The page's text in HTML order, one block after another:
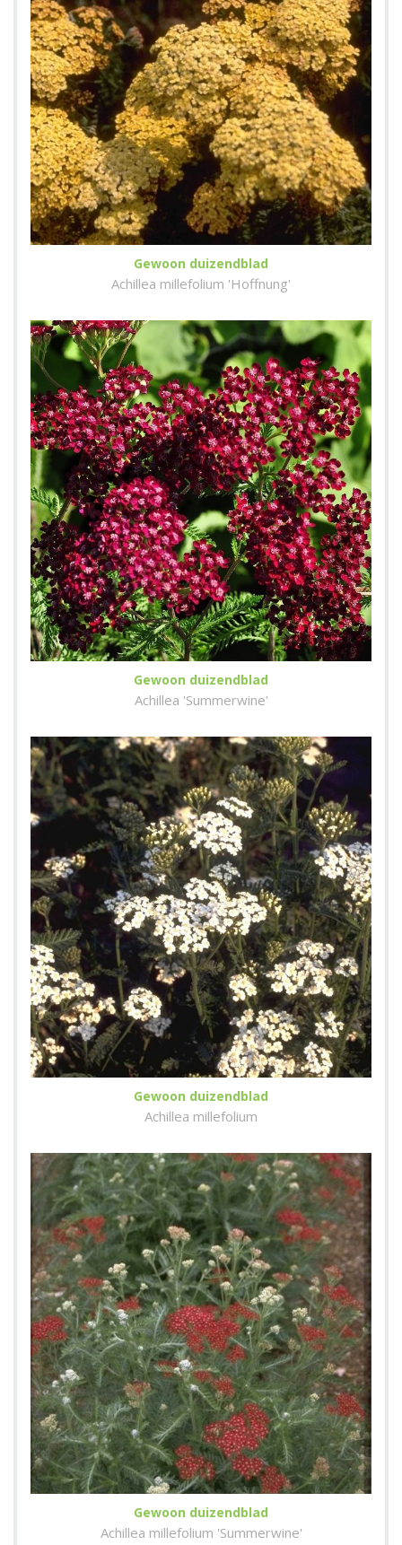
Gewoon duizendblad
Achillea millefolium 'Hoffnung'
Gewoon duizendblad
Achillea 'Summerwine'
Gewoon duizendblad
Achillea millefolium
Gewoon duizendblad
Achillea millefolium 'Summerwine'